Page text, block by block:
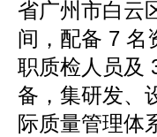
省广州市白云
间，配备 7 名
职质检人员及
备，集研发、
际质量管理体